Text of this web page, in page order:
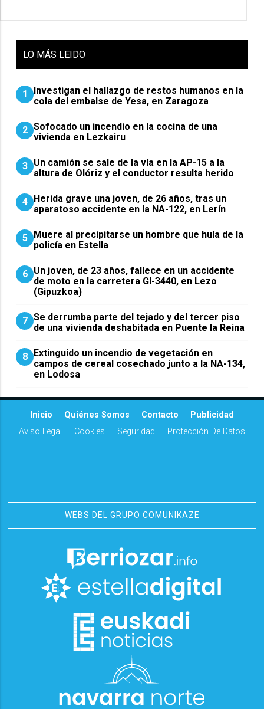
LO MÁS LEIDO
1
Investigan el hallazgo de restos humanos en la
cola del embalse de Yesa, en Zaragoza
2 Sofocado un incendio en la cocina de una
vivienda en Lezkairu
3 Un camión se sale de la vía en la AP-15 a la
altura de Olóriz y el conductor resulta herido
4 Herida grave una joven, de 26 años, tras un
aparatoso accidente en la NA-122, en Lerín
5 Muere al precipitarse un hombre que huía de la
policía en Estella
6 Un joven, de 23 años, fallece en un accidente
de moto en la carretera GI-3440, en Lezo
(Gipuzkoa)
7 Se derrumba parte del tejado y del tercer piso
de una vivienda deshabitada en Puente la Reina
8 Extinguido un incendio de vegetación en
campos de cereal cosechado junto a la NA-134,
en Lodosa
Inicio Quiénes Somos Contacto
Publicidad
Aviso Legal
Cookies Seguridad Protección De Datos
WEBS DEL GRUPO COMUNIKAZE